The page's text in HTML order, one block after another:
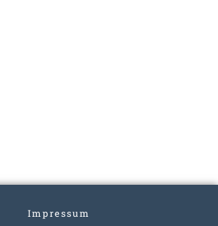
Impressum